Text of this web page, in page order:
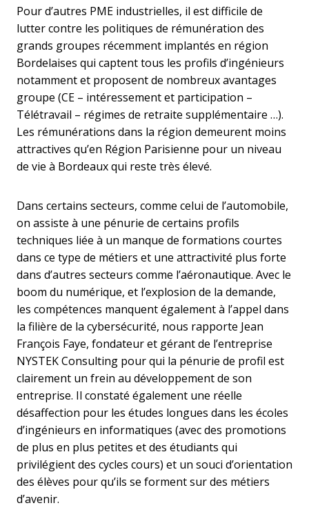
Pour d’autres PME industrielles, il est difficile de
lutter contre les politiques de rémunération des
grands groupes récemment implantés en région
Bordelaises qui captent tous les profils d’ingénieurs
notamment et proposent de nombreux avantages
groupe (CE – intéressement et participation –
Télétravail – régimes de retraite supplémentaire …).
Les rémunérations dans la région demeurent moins
attractives qu’en Région Parisienne pour un niveau
de vie à Bordeaux qui reste très élevé.
Dans certains secteurs, comme celui de l’automobile,
on assiste à une pénurie de certains profils
techniques liée à un manque de formations courtes
dans ce type de métiers et une attractivité plus forte
dans d’autres secteurs comme l’aéronautique. Avec le
boom du numérique, et l’explosion de la demande,
les compétences manquent également à l’appel dans
la filière de la cybersécurité, nous rapporte Jean
François Faye, fondateur et gérant de l’entreprise
NYSTEK Consulting pour qui la pénurie de profil est
clairement un frein au développement de son
entreprise. Il constaté également une réelle
désaffection pour les études longues dans les écoles
d’ingénieurs en informatiques (avec des promotions
de plus en plus petites et des étudiants qui
privilégient des cycles cours) et un souci d’orientation
des élèves pour qu’ils se forment sur des métiers
d’avenir.